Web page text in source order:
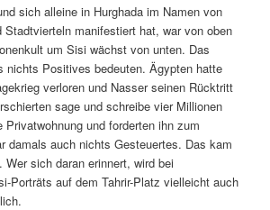
sich alleine in Hurghada im Namen von
Stadtvierteln manifestiert hat, war von oben
um Sisi wächst von unten. Das
nichts Positives bedeuten. Ägypten hatte
verloren und Nasser seinen Rücktritt
sage und schreibe vier Millionen
Privatwohnung und forderten ihn zum
damals auch nichts Gesteuertes. Das kam
Wer sich daran erinnert, wird bei
Porträts auf dem Tahrir-Platz vielleicht auch